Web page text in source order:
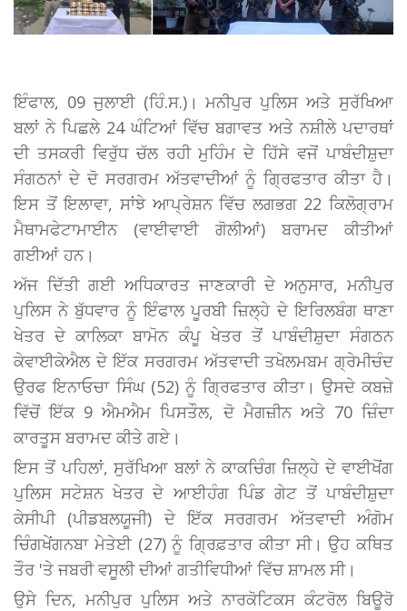
ਇੰਫਾਲ, 09 ਜੁਲਾਈ (ਹਿੰ.ਸ.)। ਮਨੀਪੁਰ ਪੁਲਿਸ ਅਤੇ ਸੁਰੱਖਿਆ
ਬਲਾਂ ਨੇ ਪਿਛਲੇ 24 ਘੰਟਿਆਂ ਵਿੱਚ ਬਗਾਵਤ ਅਤੇ ਨਸ਼ੀਲੇ ਪਦਾਰਥਾਂ
ਦੀ ਤਸਕਰੀ ਵਿਰੁੱਧ ਚੱਲ ਰਹੀ ਮੁਹਿੰਮ ਦੇ ਹਿੱਸੇ ਵਜੋਂ ਪਾਬੰਦੀਸ਼ੁਦਾ
ਸੰਗਠਨਾਂ ਦੇ ਦੋ ਸਰਗਰਮ ਅੱਤਵਾਦੀਆਂ ਨੂੰ ਗ੍ਰਿਫਤਾਰ ਕੀਤਾ ਹੈ।
ਇਸ ਤੋਂ ਇਲਾਵਾ, ਸਾਂਝੇ ਆਪ੍ਰੇਸ਼ਨ ਵਿੱਚ ਲਗਭਗ 22 ਕਿਲੋਗ੍ਰਾਮ
ਮੈਥਾਮਫੇਟਾਮਾਈਨ (ਵਾਈਵਾਈ ਗੋਲੀਆਂ) ਬਰਾਮਦ ਕੀਤੀਆਂ
ਗਈਆਂ ਹਨ।
ਅੱਜ ਦਿੱਤੀ ਗਈ ਅਧਿਕਾਰਤ ਜਾਣਕਾਰੀ ਦੇ ਅਨੁਸਾਰ, ਮਨੀਪੁਰ
ਪੁਲਿਸ ਨੇ ਬੁੱਧਵਾਰ ਨੂੰ ਇੰਫਾਲ ਪੂਰਬੀ ਜ਼ਿਲ੍ਹੇ ਦੇ ਇਰਿਲਬੰਗ ਥਾਣਾ
ਖੇਤਰ ਦੇ ਕਾਲਿਕਾ ਬਾਮੋਨ ਕੰਪੂ ਖੇਤਰ ਤੋਂ ਪਾਬੰਦੀਸ਼ੁਦਾ ਸੰਗਠਨ
ਕੇਵਾਈਕੇਐਲ ਦੇ ਇੱਕ ਸਰਗਰਮ ਅੱਤਵਾਦੀ ਤਖੇਲਮਬਮ ਗ੍ਰੇਮੀਚੰਦ
ਉਰਫ ਇਨਾਓਚਾ ਸਿੰਘ (52) ਨੂੰ ਗ੍ਰਿਫਤਾਰ ਕੀਤਾ। ਉਸਦੇ ਕਬਜ਼ੇ
ਵਿੱਚੋਂ ਇੱਕ 9 ਐਮਐਮ ਪਿਸਤੌਲ, ਦੋ ਮੈਗਜ਼ੀਨ ਅਤੇ 70 ਜ਼ਿੰਦਾ
ਕਾਰਤੂਸ ਬਰਾਮਦ ਕੀਤੇ ਗਏ।
ਇਸ ਤੋਂ ਪਹਿਲਾਂ, ਸੁਰੱਖਿਆ ਬਲਾਂ ਨੇ ਕਾਕਚਿੰਗ ਜ਼ਿਲ੍ਹੇ ਦੇ ਵਾਈਖੋਂਗ
ਪੁਲਿਸ ਸਟੇਸ਼ਨ ਖੇਤਰ ਦੇ ਆਈਹੰਗ ਪਿੰਡ ਗੇਟ ਤੋਂ ਪਾਬੰਦੀਸ਼ੁਦਾ
ਕੇਸੀਪੀ (ਪੀਡਬਲਯੂਜੀ) ਦੇ ਇੱਕ ਸਰਗਰਮ ਅੱਤਵਾਦੀ ਅੰਗੋਮ
ਚਿੰਗਖੇਂਗਨਬਾ ਮੇਤੇਈ (27) ਨੂੰ ਗ੍ਰਿਫ਼ਤਾਰ ਕੀਤਾ ਸੀ। ਉਹ ਕਥਿਤ
ਤੌਰ 'ਤੇ ਜਬਰੀ ਵਸੂਲੀ ਦੀਆਂ ਗਤੀਵਿਧੀਆਂ ਵਿੱਚ ਸ਼ਾਮਲ ਸੀ।
ਉਸੇ ਦਿਨ, ਮਨੀਪੁਰ ਪੁਲਿਸ ਅਤੇ ਨਾਰਕੋਟਿਕਸ ਕੰਟਰੋਲ ਬਿਊਰੋ